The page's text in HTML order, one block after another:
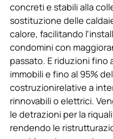
concreti e stabili alla
sostituzione delle
calore, facilitando
condomini con
passato. E riduzioni fino
immobili e fino al 95%
costruzionirelative a
rinnovabili o elettrici.
le detrazioni per la
rendendo le